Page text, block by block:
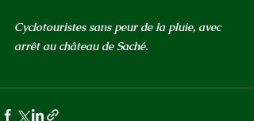
Cyclotouristes sans peur de la pluie, avec
arrêt au château de Saché.